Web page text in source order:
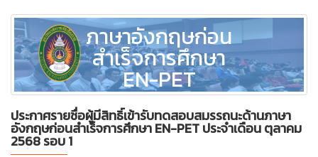
ภาษาอังกฤษก่อน
สำเร็จการศึกษา
EN-PET
ประกาศรายชื่อผู้มีสิทธิ์เข้ารับทดสอบสมรรถนะด้านภาษา
อังกฤษก่อนสำเร็จการศึกษา EN-PET ประจำเดือน ตุลาคม
2568 รอบ 1